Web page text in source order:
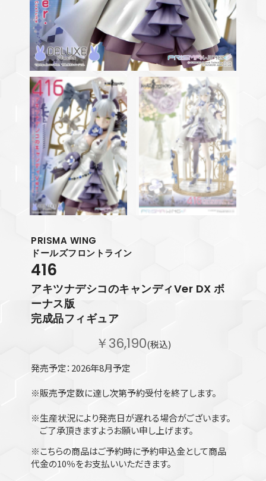
PRISMA WING
ドールズフロントライン
416
アキツナデシコのキャンディVer DX ボ
ーナス版
完成品フィギュア
￥36,190(税込)
発売予定：2026年8月予定
※販売予定数に達し次第予約受付を終了します。
※生産状況により発売日が遅れる場合がございます。
ご了承頂きますようお願い申し上げます。
※こちらの商品はご予約時に予約申込金として商品
代金の10％をお支払いいただきます。